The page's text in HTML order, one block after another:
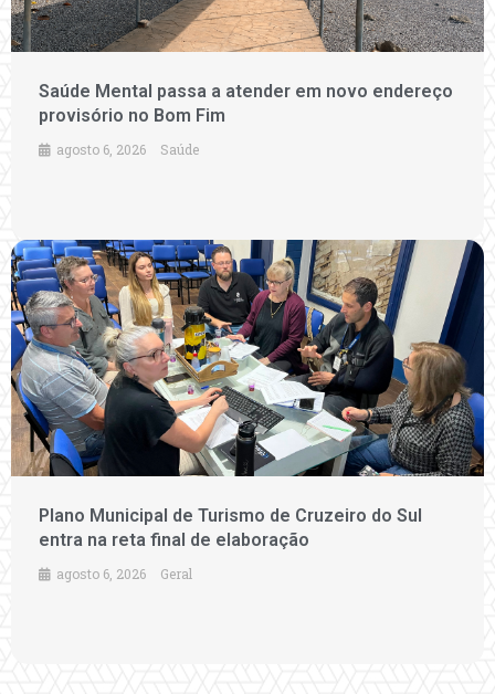
Saúde Mental passa a atender em novo endereço
provisório no Bom Fim
agosto 6, 2026 Saúde
Plano Municipal de Turismo de Cruzeiro do Sul
entra na reta final de elaboração
agosto 6, 2026 Geral